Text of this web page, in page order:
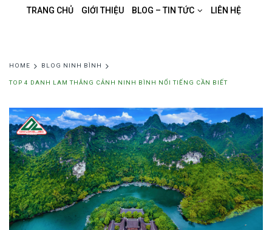
TRANG CHỦ GIỚI THIỆU BLOG – TIN TỨC LIÊN HỆ
HOME BLOG NINH BÌNH
TOP 4 DANH LAM THẮNG CẢNH NINH BÌNH NỔI TIẾNG CẦN BIẾT